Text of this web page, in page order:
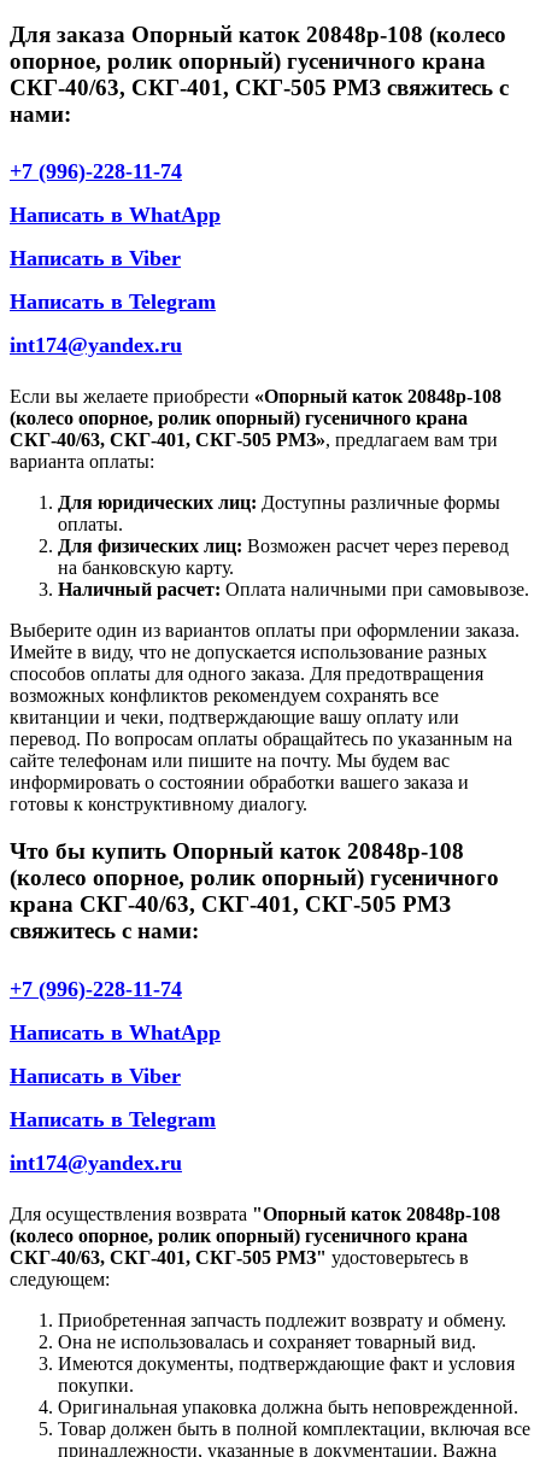
Для заказа Опорный каток 20848р-108 (колесо
опорное, ролик опорный) гусеничного крана
СКГ-40/63, СКГ-401, СКГ-505 РМЗ свяжитесь с
нами:
+7 (996)-228-11-74
Написать в WhatApp
Написать в Viber
Написать в Telegram
int174@yandex.ru
Если вы желаете приобрести «Опорный каток 20848р-108
(колесо опорное, ролик опорный) гусеничного крана
СКГ-40/63, СКГ-401, СКГ-505 РМЗ», предлагаем вам три
варианта оплаты:
Для юридических лиц: Доступны различные формы
оплаты.
Для физических лиц: Возможен расчет через перевод
на банковскую карту.
Наличный расчет: Оплата наличными при самовывозе.
Выберите один из вариантов оплаты при оформлении заказа.
Имейте в виду, что не допускается использование разных
способов оплаты для одного заказа. Для предотвращения
возможных конфликтов рекомендуем сохранять все
квитанции и чеки, подтверждающие вашу оплату или
перевод. По вопросам оплаты обращайтесь по указанным на
сайте телефонам или пишите на почту. Мы будем вас
информировать о состоянии обработки вашего заказа и
готовы к конструктивному диалогу.
Что бы купить Опорный каток 20848р-108
(колесо опорное, ролик опорный) гусеничного
крана СКГ-40/63, СКГ-401, СКГ-505 РМЗ
свяжитесь с нами:
+7 (996)-228-11-74
Написать в WhatApp
Написать в Viber
Написать в Telegram
int174@yandex.ru
Для осуществления возврата "Опорный каток 20848р-108
(колесо опорное, ролик опорный) гусеничного крана
СКГ-40/63, СКГ-401, СКГ-505 РМЗ" удостоверьтесь в
следующем:
Приобретенная запчасть подлежит возврату и обмену.
Она не использовалась и сохраняет товарный вид.
Имеются документы, подтверждающие факт и условия
покупки.
Оригинальная упаковка должна быть неповрежденной.
Товар должен быть в полной комплектации, включая все
принадлежности, указанные в документации. Важна